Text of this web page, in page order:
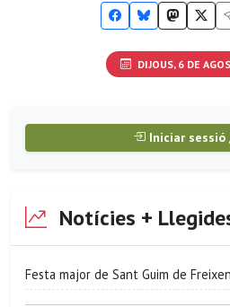
DIJOUS, 6 DE
Iniciar sessió
Notícies +
Festa major de Sant Guim de